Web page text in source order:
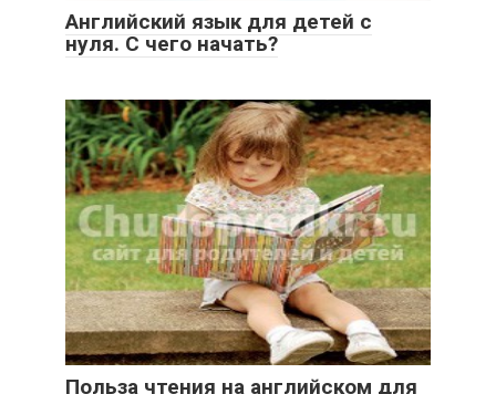
Английский язык для детей с
нуля. С чего начать?
Польза чтения на английском для